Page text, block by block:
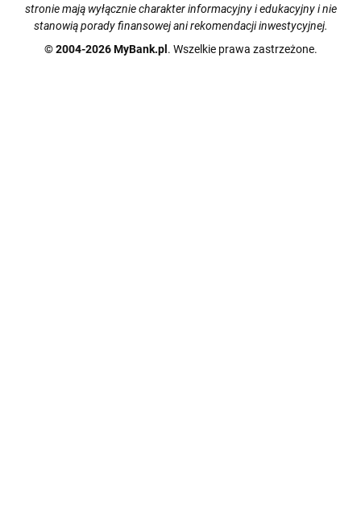
stronie mają wyłącznie charakter informacyjny i edukacyjny i nie
stanowią porady finansowej ani rekomendacji inwestycyjnej.
© 2004-2026 MyBank.pl . Wszelkie prawa zastrzeżone.